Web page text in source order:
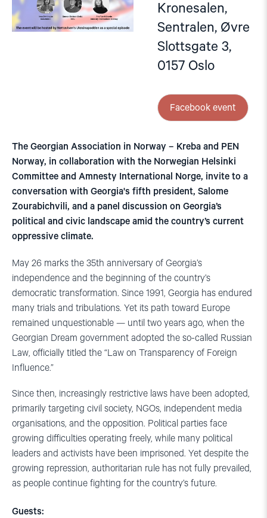
Kronesalen,
Sentralen, Øvre
Slottsgate 3,
0157 Oslo
Facebook event
The Georgian Association in Norway – Kreba and PEN
Norway, in collaboration with the Norwegian Helsinki
Committee and Amnesty International Norge, invite to a
conversation with Georgia's fifth president, Salome
Zourabichvili, and a panel discussion on Georgia’s
political and civic landscape amid the country’s current
oppressive climate.
May 26 marks the 35th anniversary of Georgia’s
independence and the beginning of the country’s
democratic transformation. Since 1991, Georgia has endured
many trials and tribulations. Yet its path toward Europe
remained unquestionable — until two years ago, when the
Georgian Dream government adopted the so-called Russian
Law, officially titled the “Law on Transparency of Foreign
Influence.”
Since then, increasingly restrictive laws have been adopted,
primarily targeting civil society, NGOs, independent media
organisations, and the opposition. Political parties face
growing difficulties operating freely, while many political
leaders and activists have been imprisoned. Yet despite the
growing repression, authoritarian rule has not fully prevailed,
as people continue fighting for the country’s future.
Guests: